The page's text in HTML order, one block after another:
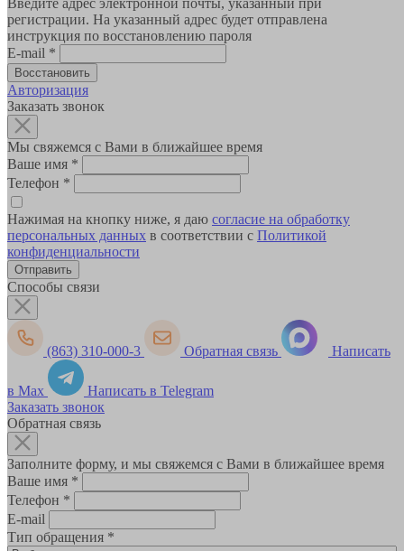
Введите адрес электронной почты, указанный при
регистрации. На указанный адрес будет отправлена
инструкция по восстановлению пароля
E-mail *
Авторизация
Заказать звонок
Мы свяжемся с Вами в ближайшее время
Ваше имя *
Телефон *
Нажимая на кнопку ниже, я даю согласие на обработку
персональных данных в соответствии с Политикой
конфиденциальности
Способы связи
(863) 310-000-3 Обратная связь Написать
в Max
Написать в Telegram
Заказать звонок
Обратная связь
Заполните форму, и мы свяжемся с Вами в ближайшее время
Ваше имя *
Телефон *
E-mail
Тип обращения *